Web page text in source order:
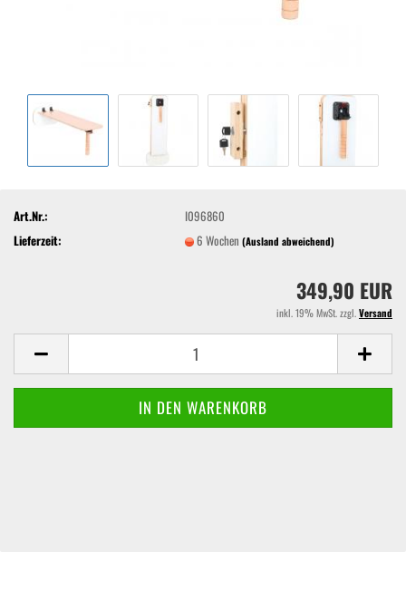
Art.Nr.:
I096860
Lieferzeit:
6 Wochen(Ausland abweichend)
349,90 EUR
inkl. 19% MwSt. zzgl.Versand